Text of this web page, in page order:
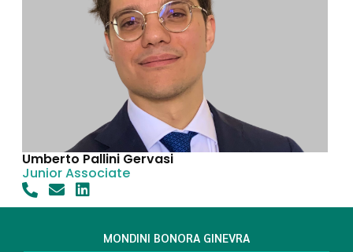
Umberto Pallini Gervasi
Junior Associate
MONDINI BONORA GINEVRA